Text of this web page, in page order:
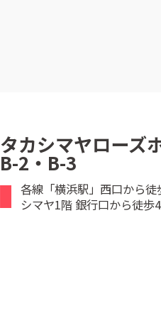
タカシマヤローズ
B-2・B-3
各線「横浜駅」西口から
シマヤ1階 銀行口から徒歩